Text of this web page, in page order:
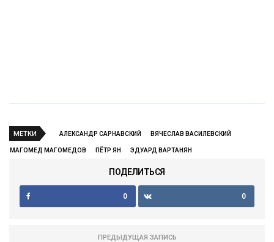
МЕТКИ АЛЕКСАНДР САРНАВСКИЙ ВЯЧЕСЛАВ ВАСИЛЕВСКИЙ
МАГОМЕД МАГОМЕДОВ ПЁТР ЯН ЭДУАРД ВАРТАНЯН
ПОДЕЛИТЬСЯ
0 0
ПРЕДЫДУЩАЯ ЗАПИСЬ